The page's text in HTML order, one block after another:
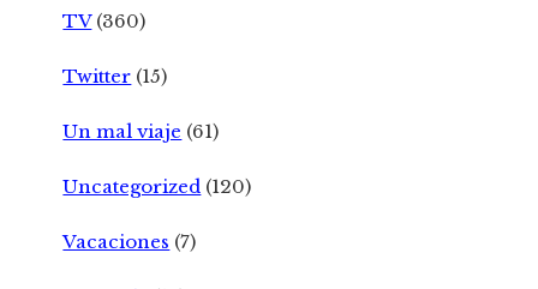
TV(360)
Twitter (15)
Un mal viaje (61)
Uncategorized (120)
Vacaciones (7)